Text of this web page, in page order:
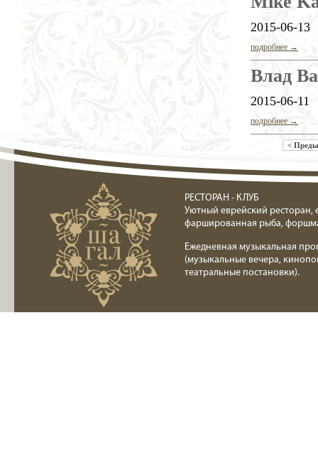
2015-06-13
подробнее →
Влад
2015-06-11
подробнее →
<
Ресторан клуб Шагал
РЕСТОРАН - КЛУБ
Уютный еврейский ресторан,
фаршированная рыба,
Ежедневная музыкальная
(музыкальные вечера,
театральные постановки).